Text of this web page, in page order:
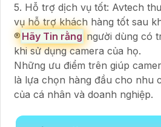
5. Hỗ trợ dịch vụ tốt: Avtech
vụ hỗ trợ khách hàng tốt sau
®️ Hãy Tin rằng người dùng có
khi sử dụng camera của họ.
Những ưu điểm trên giúp
là lựa chọn hàng đầu cho nhu
của cá nhân và doanh nghiệp.